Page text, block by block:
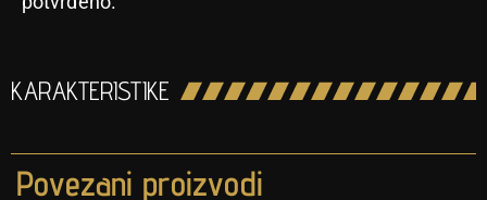
KARAKTERISTIKE
Povezani proizvodi